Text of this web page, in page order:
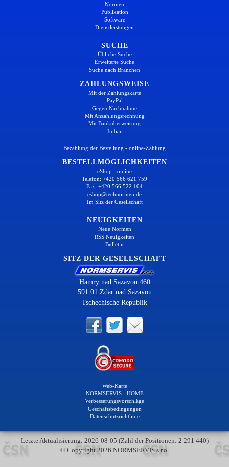
Normen
Publikation
Software
Dienstleistungen
SUCHE
Übliche Suche
Erweiterte Suche
Suche nach Branchen
ZAHLUNGSWEISE
Mit der Zahlungskarte
PayPal
Gegen Nachnahme
Mit Anzahlungsrechnung
Mit Banküberweisung
In bar
Bezahlung der Bestellung - online-Zahlung
BESTELLMÖGLICHKEITEN
eShop - online
Telefon: +420 566 621 759
Fax: +420 566 522 104
eshop@technormen.de
Im Sitz der Gesellschaft
NEUIGKEITEN
Neue Normen
RSS Neuigkeiten
Bulletin
SITZ DER GESELLSCHAFT
Hamry nad Sazavou 460
591 01 Zdar nad Sazavou
Tschechische Republik
Web-Karte
NORMSERVIS - HOME
Verbesserungsvorschläge
Geschäftsbedingungen
Datenschutzrichtlinie
Letzte Aktualisierung: 2026-08-05 (Zahl der Positionen: 2 291 440)
© Copyright 2026 NORMSERVIS s.r.o.